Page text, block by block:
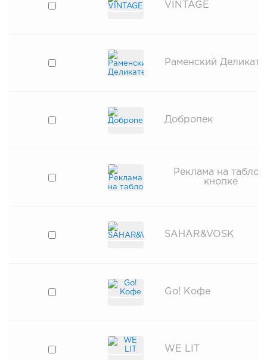
VINTAGE
Раменский
Добропек
Реклама на табло
кнопке
SAHAR&VOSK
Go! Кофе
WE LIT